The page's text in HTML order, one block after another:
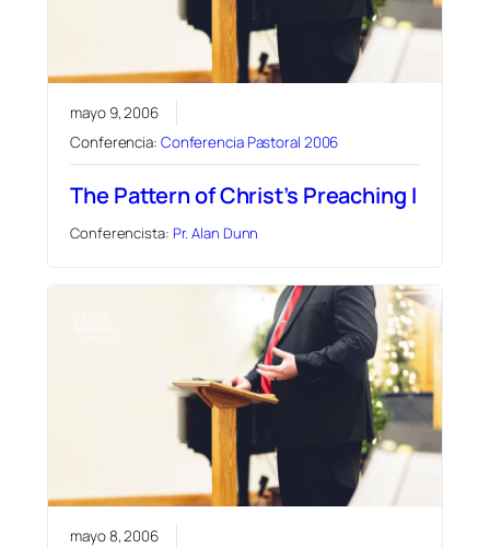
mayo 9, 2006
Conferencia: Conferencia Pastoral 2006
The Pattern of Christ’s Preaching I
Conferencista: Pr. Alan Dunn
mayo 8, 2006